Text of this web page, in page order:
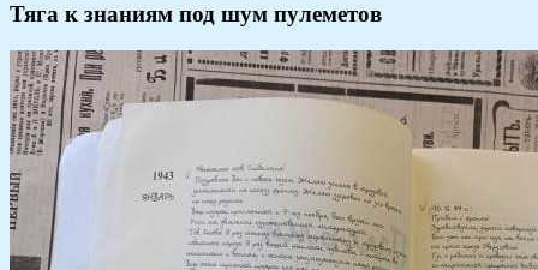
Тяга к знаниям под шум пулеметов